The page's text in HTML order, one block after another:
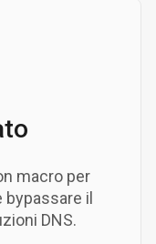
macro per
il
DNS.